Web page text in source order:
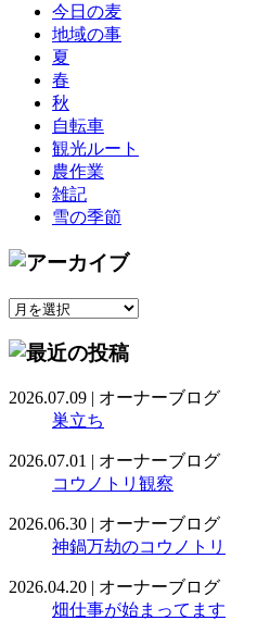
今日の麦
地域の事
夏
春
秋
自転車
観光ルート
農作業
雑記
雪の季節
2026.07.09 | オーナーブログ
巣立ち
2026.07.01 | オーナーブログ
コウノトリ観察
2026.06.30 | オーナーブログ
神鍋万劫のコウノトリ
2026.04.20 | オーナーブログ
畑仕事が始まってます